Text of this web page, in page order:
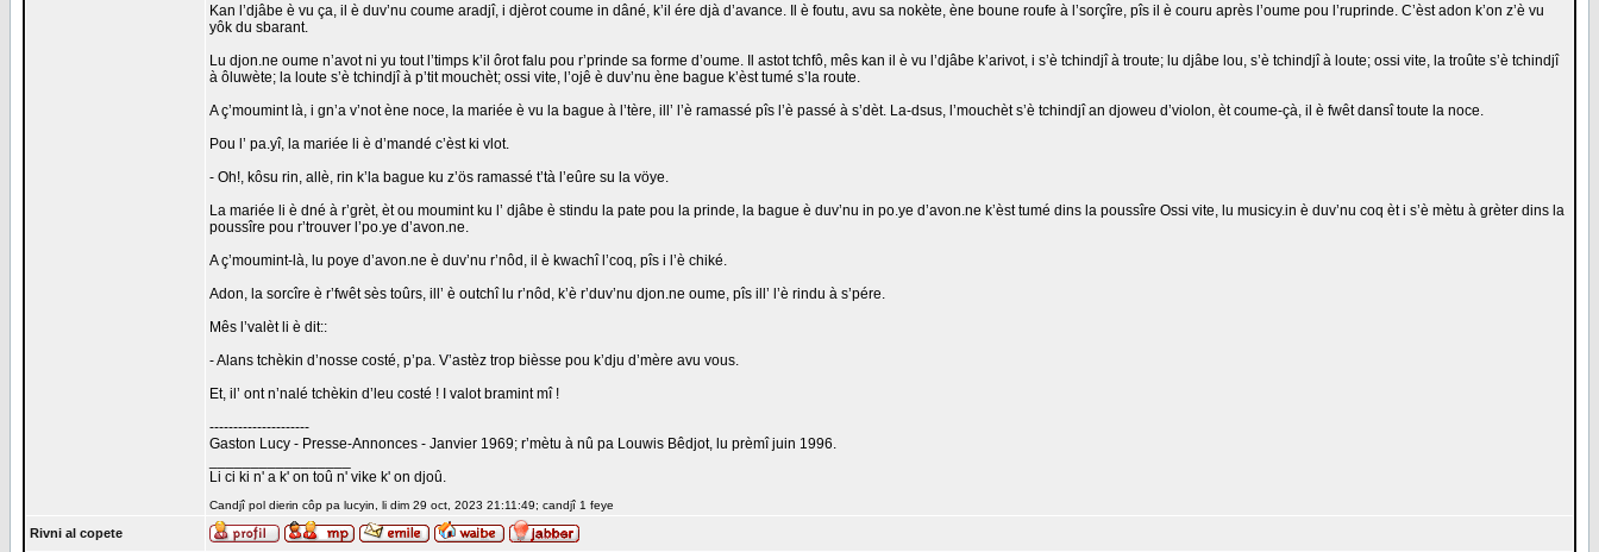
Kan l’djâbe è vu ça, il è duv’nu coume aradjî, i djèrot coume in dâné, k’il ére djà d’avance. Il è foutu, avu sa nokète, ène boune roufe à l’sorçîre, pîs il è couru après l’oume pou l’ruprinde. C’èst adon k’on z’è vu
yôk du sbarant.
Lu djon.ne oume n’avot ni yu tout l’timps k’il ôrot falu pou r’prinde sa forme d’oume. Il astot tchfô, mês kan il è vu l’djâbe k’arivot, i s’è tchindjî à troute; lu djâbe lou, s’è tchindjî à loute; ossi vite, la troûte s’è tchindjî
à ôluwète; la loute s’è tchindjî à p’tit mouchèt; ossi vite, l’ojê è duv’nu ène bague k’èst tumé s’la route.
A ç’moumint là, i gn’a v’not ène noce, la mariée è vu la bague à l’tère, ill’ l’è ramassé pîs l’è passé à s’dèt. La-dsus, l’mouchèt s’è tchindjî an djoweu d’violon, èt coume-çà, il è fwêt dansî toute la noce.
Pou l’ pa.yî, la mariée li è d’mandé c’èst ki vlot.
- Oh!, kôsu rin, allè, rin k’la bague ku z’ös ramassé t’tà l’eûre su la vöye.
La mariée li è dné à r’grèt, èt ou moumint ku l’ djâbe è stindu la pate pou la prinde, la bague è duv’nu in po.ye d’avon.ne k’èst tumé dins la poussîre Ossi vite, lu musicy.in è duv’nu coq èt i s’è mètu à grèter dins la
poussîre pou r’trouver l’po.ye d’avon.ne.
A ç’moumint-là, lu poye d’avon.ne è duv’nu r’nôd, il è kwachî l’coq, pîs i l’è chiké.
Adon, la sorcîre è r’fwêt sès toûrs, ill’ è outchî lu r’nôd, k’è r’duv’nu djon.ne oume, pîs ill’ l’è rindu à s’pére.
Mês l’valèt li è dit::
- Alans tchèkin d’nosse costé, p’pa. V’astèz trop bièsse pou k’dju d’mère avu vous.
Et, il’ ont n’nalé tchèkin d’leu costé ! I valot bramint mî !
---------------------
Gaston Lucy - Presse-Annonces - Janvier 1969; r’mètu à nû pa Louwis Bêdjot, lu prèmî juin 1996.
Li ci ki n' a k' on toû n' vike k' on djoû.
Candjî pol dierin côp pa lucyin, li dim 29 oct, 2023 21:11:49; candjî 1 feye
Rivni al copete